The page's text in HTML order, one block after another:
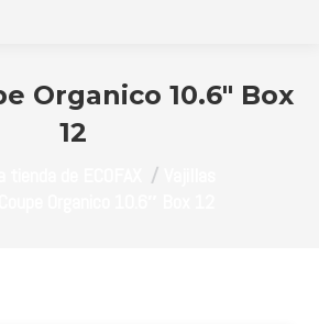
Organico 10.6″ Box
12